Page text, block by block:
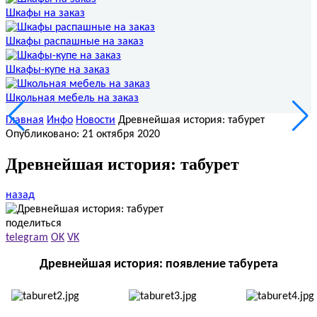
Шкафы на заказ
Шкафы распашные на заказ
Шкафы-купе на заказ
Школьная мебель на заказ
Главная Инфо Новости Древнейшая история: табурет
Опубликовано: 21 октября 2020
Древнейшая история: табурет
назад
поделиться
telegram OK VK
Древнейшая история: появление табурета